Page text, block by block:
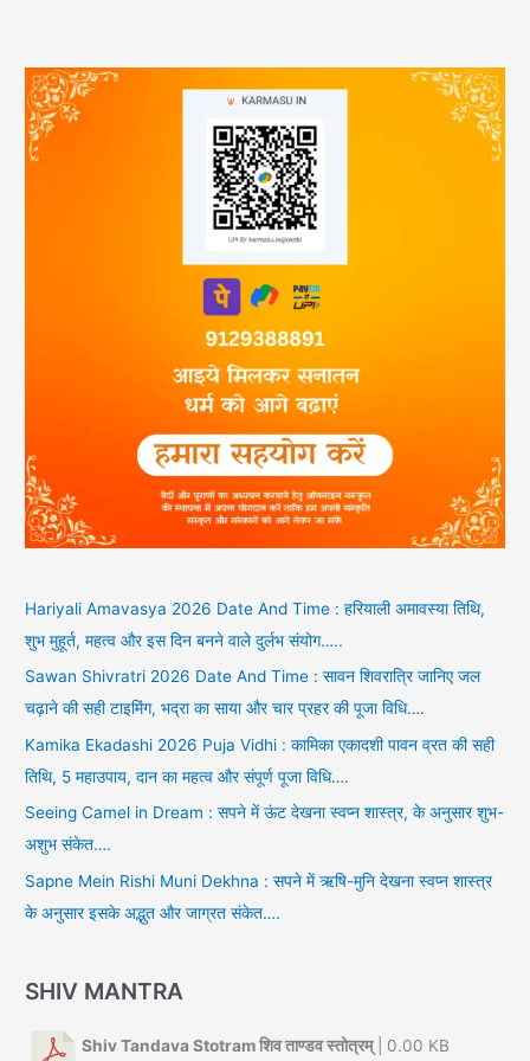
Hariyali Amavasya 2026 Date And Time : हरियाली अमावस्या तिथि,
शुभ मुहूर्त, महत्व और इस दिन बनने वाले दुर्लभ संयोग…..
Sawan Shivratri 2026 Date And Time : सावन शिवरात्रि जानिए जल
चढ़ाने की सही टाइमिंग, भद्रा का साया और चार प्रहर की पूजा विधि….
Kamika Ekadashi 2026 Puja Vidhi : कामिका एकादशी पावन व्रत की सही
तिथि, 5 महाउपाय, दान का महत्व और संपूर्ण पूजा विधि….
Seeing Camel in Dream : सपने में ऊंट देखना स्वप्न शास्त्र, के अनुसार शुभ-
अशुभ संकेत….
Sapne Mein Rishi Muni Dekhna : सपने में ऋषि-मुनि देखना स्वप्न शास्त्र
के अनुसार इसके अद्भुत और जाग्रत संकेत….
SHIV MANTRA
Shiv Tandava Stotram शिव ताण्डव स्तोत्रम्| 0.00 KB